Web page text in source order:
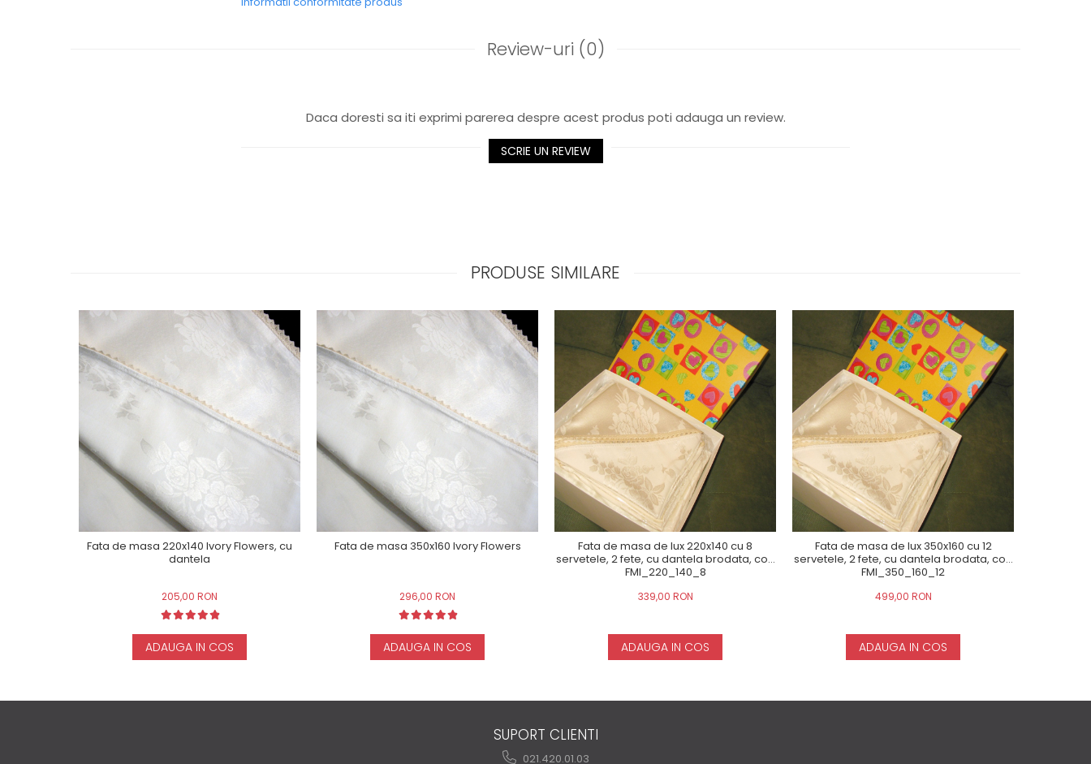
Review-uri (0)
Daca doresti sa iti exprimi parerea despre acest produs poti adauga un review.
SCRIE UN REVIEW
PRODUSE SIMILARE
Fata de masa 220x140 Ivory Flowers, cu
dantela
205,00 RON
ADAUGA IN COS
Fata de masa 350x160 Ivory Flowers
296,00 RON
ADAUGA IN COS
Fata de masa de lux 220x140 cu 8
servetele, 2 fete, cu dantela brodata, cod
FMI_220_140_8
339,00 RON
ADAUGA IN COS
Fata de masa de lux 350x160 cu 12
servetele, 2 fete, cu dantela brodata, cod
FMI_350_160_12
499,00 RON
ADAUGA IN COS
SUPORT CLIENTI
021.420.01.03